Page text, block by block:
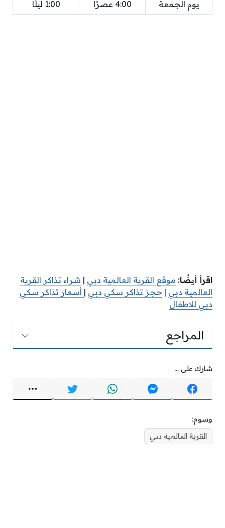
يوم الجمعة 4:00 عصرًا 1:00 ليلًا
اقرأ أيضًا: موقع القرية العالمية دبي | شراء تذاكر القرية
العالمية دبي | حجز تذاكر سكي دبي | أسعار تذاكر سكي
دبي للاطفال
المراجع
شارك على ...
وسوم:
القرية العالمية دبي